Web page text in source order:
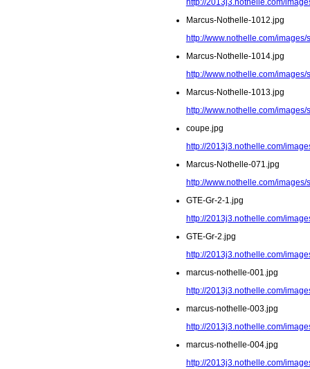
http://2013j3.nothelle.com/
Marcus-Nothelle-1012.jpg
http://www.nothelle.com/
Marcus-Nothelle-1014.jpg
http://www.nothelle.com/
Marcus-Nothelle-1013.jpg
http://www.nothelle.com/
coupe.jpg
http://2013j3.nothelle.com/
Marcus-Nothelle-071.jpg
http://www.nothelle.com/
GTE-Gr-2-1.jpg
http://2013j3.nothelle.com/
GTE-Gr-2.jpg
http://2013j3.nothelle.com/
marcus-nothelle-001.jpg
http://2013j3.nothelle.com/
marcus-nothelle-003.jpg
http://2013j3.nothelle.com/
marcus-nothelle-004.jpg
http://2013j3.nothelle.com/